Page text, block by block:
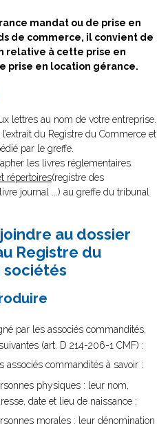
mandat ou de prise en
de commerce, il convient de
relative à cette prise en
prise en location gérance.
lettres au nom de votre entreprise.
du Registre du Commerce et
par le greffe.
les livres réglementaires
répertoires(registre des
journal ...) au greffe du tribunal
au dossier
Registre du
par les associés commandités,
(art. D 214-206-1 CMF) :
associés commandités à savoir :
physiques : leur nom,
date et lieu de naissance ;
morales : leur dénomination